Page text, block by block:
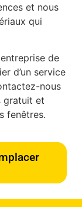
et nous
qui
de
d’un service
nous
gratuit et
fenêtres.